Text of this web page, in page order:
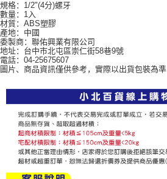
規格：1/2"(4分)螺牙
數量：1入
材質：ABS塑膠
產地：中國
委製商：聯佑興業有限公司
地址：台中市北屯區崇仁街58巷9號
電話：04-25675607
圖片、商品資訊僅供參考，實際以出貨包裝為準